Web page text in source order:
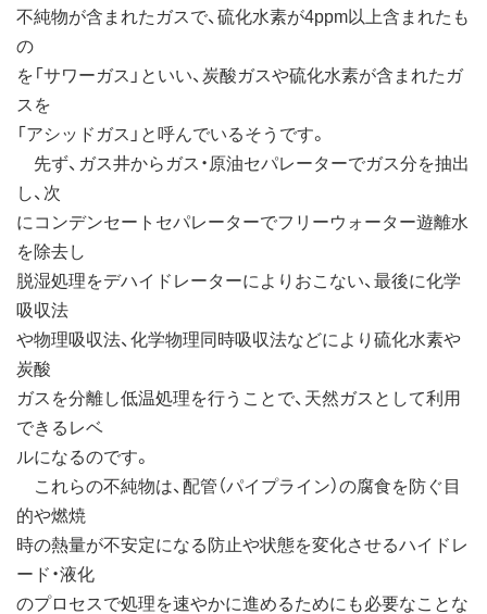
不純物が含まれたガスで、硫化水素が4ppm以上含まれたも
の
を「サワーガス」といい、炭酸ガスや硫化水素が含まれたガ
スを
「アシッドガス」と呼んでいるそうです。
先ず、ガス井からガス・原油セパレーターでガス分を抽出
し、次
にコンデンセートセパレーターでフリーウォーター遊離水
を除去し
脱湿処理をデハイドレーターによりおこない、最後に化学
吸収法
や物理吸収法、化学物理同時吸収法などにより硫化水素や
炭酸
ガスを分離し低温処理を行うことで、天然ガスとして利用
できるレベ
ルになるのです。
これらの不純物は、配管（パイプライン）の腐食を防ぐ目
的や燃焼
時の熱量が不安定になる防止や状態を変化させるハイドレ
ード・液化
のプロセスで処理を速やかに進めるためにも必要なことな